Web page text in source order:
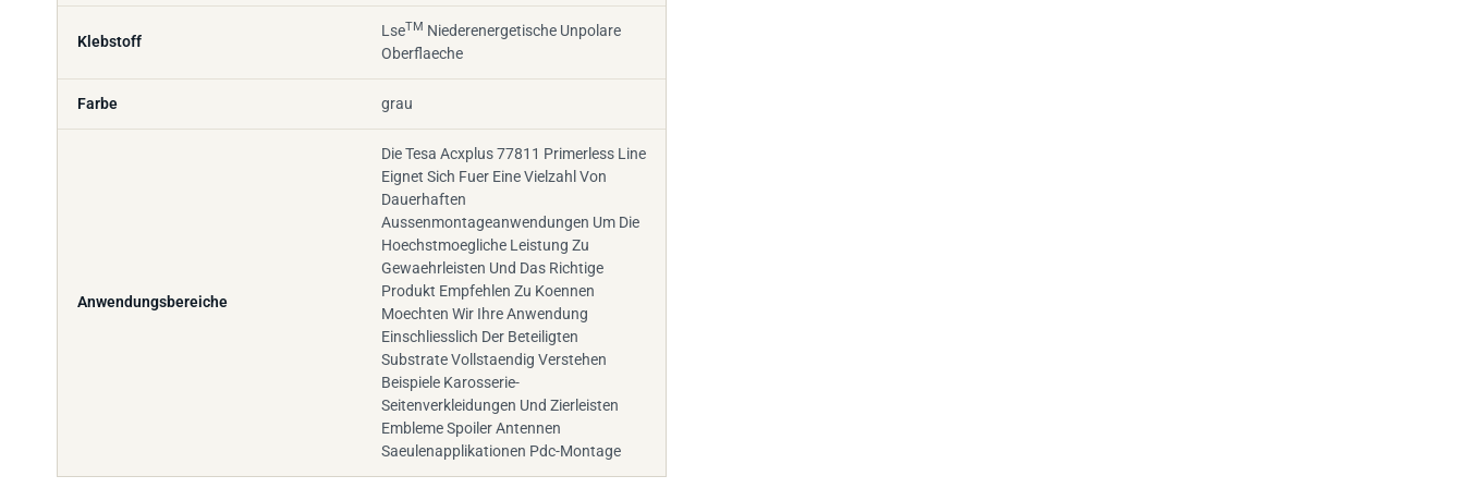
Klebstoff
Niederenergetische Unpolare
Oberflaeche
Farbe
Anwendungsbereiche
Die Tesa Acxplus 77811 Primerless Line
Eignet Sich Fuer Eine Vielzahl Von
Dauerhaften
Aussenmontageanwendungen Um Die
Hoechstmoegliche Leistung Zu
Gewaehrleisten Und Das Richtige
Produkt Empfehlen Zu Koennen
Moechten Wir Ihre Anwendung
Einschliesslich Der Beteiligten
Substrate Vollstaendig Verstehen
Beispiele Karosserie-
Seitenverkleidungen Und Zierleisten
Embleme Spoiler Antennen
Saeulenapplikationen Pdc-Montage